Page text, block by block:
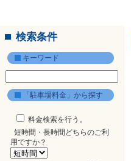
検索条件
キーワード
「駐車場料金」から探す
料金検索を行う。
短時間・長時間どちらのご利
用ですか？